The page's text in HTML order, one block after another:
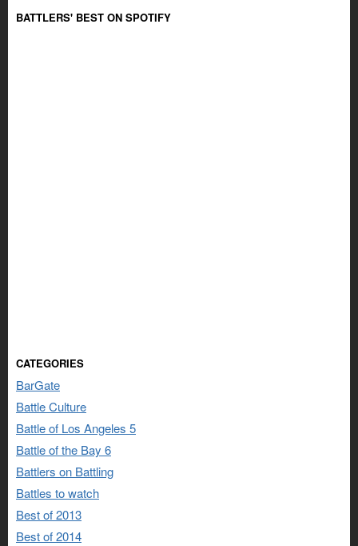
BATTLERS' BEST ON SPOTIFY
CATEGORIES
BarGate
Battle Culture
Battle of Los Angeles 5
Battle of the Bay 6
Battlers on Battling
Battles to watch
Best of 2013
Best of 2014